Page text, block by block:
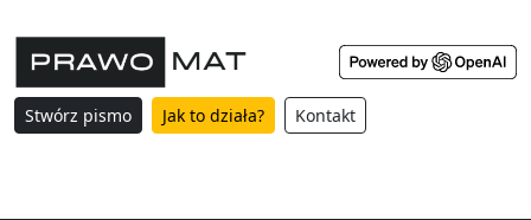
Stwórz pismo Jak to działa? Kontakt